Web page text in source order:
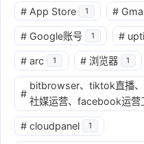
# App Store 1 #
# Google账号 1 #
# arc 1 # 浏览器 1
#
bitbrowser、tiktok直播、
社媒运营、facebook运营
# cloudpanel 1